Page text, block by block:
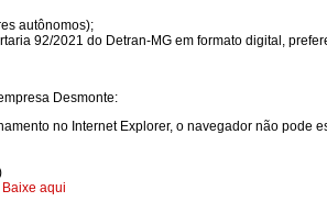
autônomos);
92/2021 do Detran-MG em formato digital,
Desmonte:
no Internet Explorer, o navegador não pode
Baixe aqui